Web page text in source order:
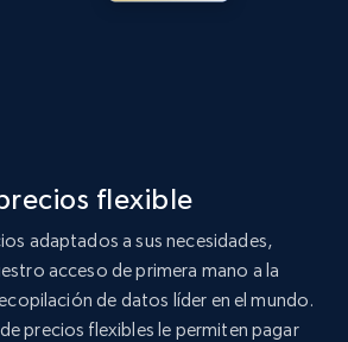
global dataset -
by keyword search
flexible
adaptados a sus necesidades,
acceso de primera mano a la
de datos líder en el mundo.
precios flexibles le permiten pagar